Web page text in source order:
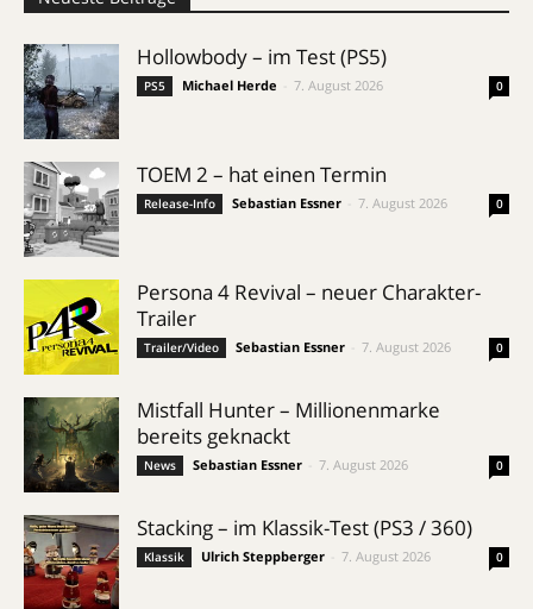
Hollowbody – im Test (PS5)
PS5 Michael Herde 7. August 2026 0
TOEM 2 – hat einen Termin
Release-Info Sebastian Essner 7. August 2026 0
Persona 4 Revival – neuer Charakter-
Trailer
Trailer/Video Sebastian Essner 7. August 2026 0
Mistfall Hunter – Millionenmarke
bereits geknackt
News Sebastian Essner 7. August 2026 0
Stacking – im Klassik-Test (PS3 / 360)
Klassik Ulrich Steppberger 7. August 2026 0